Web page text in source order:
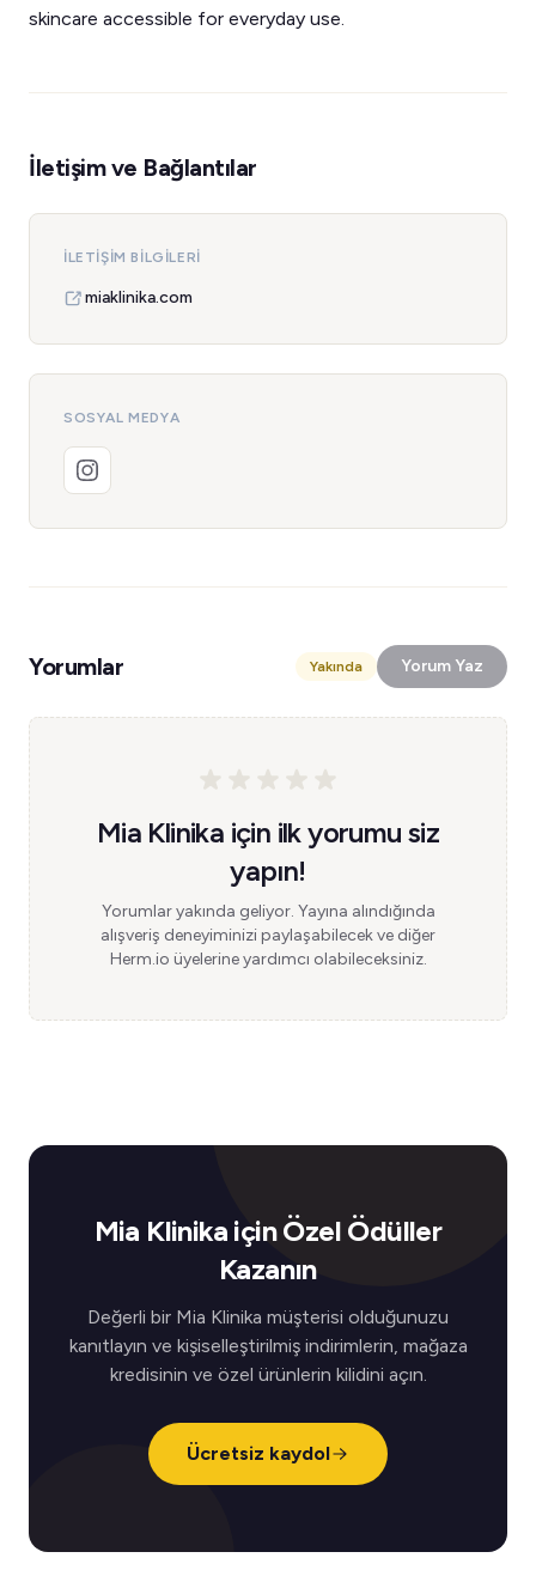
skincare accessible for everyday use.
İletişim ve Bağlantılar
İLETIŞIM BILGILERI
miaklinika.com
SOSYAL MEDYA
Yorumlar Yakında Yorum Yaz
Mia Klinika için ilk yorumu siz
yapın!
Yorumlar yakında geliyor. Yayına alındığında
alışveriş deneyiminizi paylaşabilecek ve diğer
Herm.io üyelerine yardımcı olabileceksiniz.
Mia Klinika için Özel Ödüller
Kazanın
Değerli bir Mia Klinika müşterisi olduğunuzu
kanıtlayın ve kişiselleştirilmiş indirimlerin, mağaza
kredisinin ve özel ürünlerin kilidini açın.
Ücretsiz kaydol